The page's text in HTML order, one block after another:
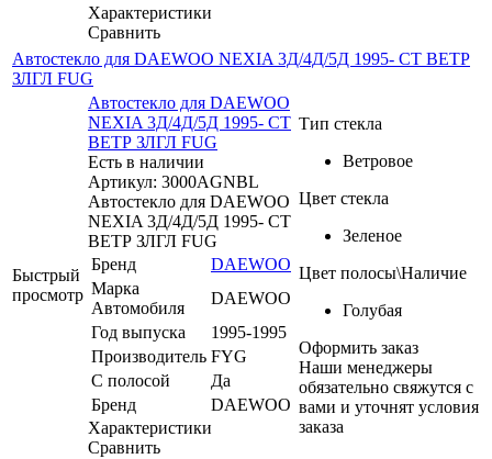
Характеристики
Сравнить
Автостекло для DAEWOO NEXIA 3Д/4Д/5Д 1995- СТ ВЕТР
ЗЛГЛ FUG
Быстрый
просмотр
Автостекло для DAEWOO
NEXIA 3Д/4Д/5Д 1995- СТ
ВЕТР ЗЛГЛ FUG
Есть в наличии
Артикул: 3000AGNBL
Автостекло для DAEWOO
NEXIA 3Д/4Д/5Д 1995- СТ
ВЕТР ЗЛГЛ FUG
Бренд
DAEWOO
Марка
Автомобиля
DAEWOO
Год выпуска
1995-1995
Производитель FYG
С полосой
Да
Бренд
DAEWOO
Характеристики
Сравнить
Тип стекла
Ветровое
Цвет стекла
Зеленое
Цвет полосы\Наличие
Голубая
Оформить заказ
Наши менеджеры
обязательно свяжутся с
вами и уточнят условия
заказа